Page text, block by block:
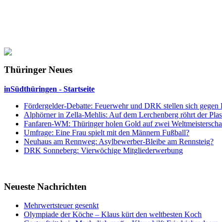
Thüringer Neues
inSüdthüringen - Startseite
Fördergelder-Debatte: Feuerwehr und DRK stellen sich
Alphörner in Zella-Mehlis: Auf dem Lerchenberg röhrt der
Fanfaren-WM: Thüringer holen Gold auf zwei
Umfrage: Eine Frau spielt mit den Männern Fußball?
Neuhaus am Rennweg: Asylbewerber-Bleibe am Rennsteig?
DRK Sonneberg: Vierwöchige Mitgliederwerbung
Neueste Nachrichten
Mehrwertsteuer gesenkt
Olympiade der Köche – Klaus kürt den weltbesten Koch